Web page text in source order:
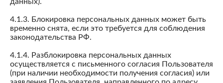
4.1.3. Блокировка персональных данных может быть
временно снята, если это требуется для соблюдения
законодательства РФ.
4.1.4. Разблокировка персональных данных
осуществляется с письменного согласия Пользователя
(при наличии необходимости получения согласия) или